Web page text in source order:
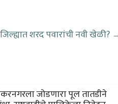
शरद पवारांची नवी खेळी?
जोडणारा पूल तातडीने